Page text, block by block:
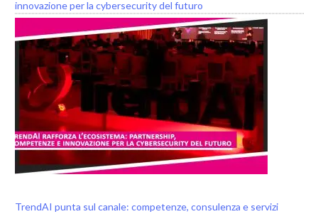
innovazione per la cybersecurity del futuro
TrendAI punta sul canale: competenze, consulenza e servizi